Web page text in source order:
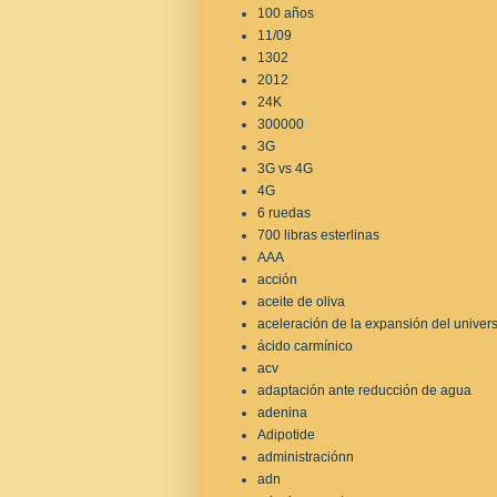
100 años
11/09
1302
2012
24K
300000
3G
3G vs 4G
4G
6 ruedas
700 libras esterlinas
AAA
acción
aceite de oliva
aceleración de la expansión del
ácido carmínico
acv
adaptación ante reducción de agua
adenina
Adipotide
administraciónn
adn